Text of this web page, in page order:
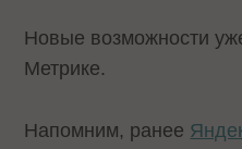
Новые возможности
Метрике.
Напомним, ранее